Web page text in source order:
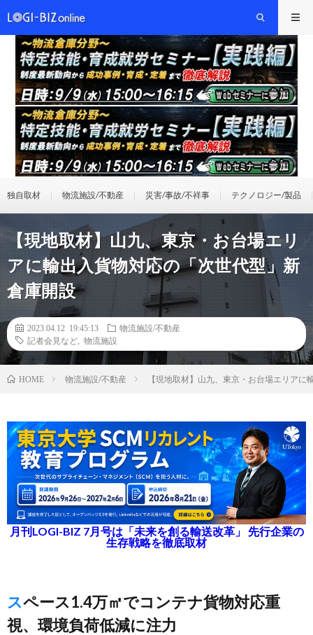
独自取材 物流施設/不動産 災害/事故/不祥事 テクノロジー/製品
【現地取材】山九、東京・お台場エリ
アに輸出入貨物対応の「次世代型」新
倉庫開設
2023.04.12 19:45:13
物流施設/不動産
記者会見など
物流施設
HOME 物流施設/不動産 【現地取材】山九、東京・お台場エリア
月刊LOGI-BIZ 7月号は「未来を創る輸送改革」 先行企業の
生存戦略を徹底取材
スペース1.4万㎡でコンテナ貨物対応重
視、環境負荷低減に注力